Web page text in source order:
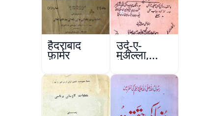
हैदराबाद
फ़ार्मर
उर्दू-ए-
मुअल्ला,
कानपुर